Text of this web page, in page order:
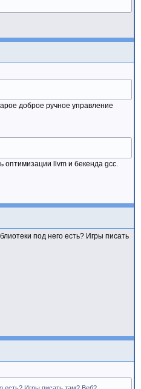
доброе ручное управление
llvm и бекенда gcc.
под него есть? Игры писать